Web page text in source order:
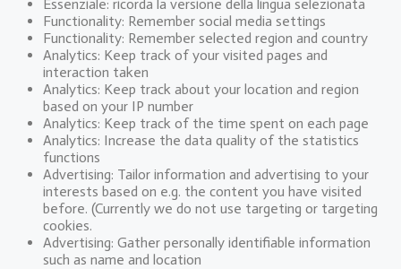
Essenziale: ricorda la versione della lingua selezionata
Functionality: Remember social media settings
Functionality: Remember selected region and country
Analytics: Keep track of your visited pages and
interaction taken
Analytics: Keep track about your location and region
based on your IP number
Analytics: Keep track of the time spent on each page
Analytics: Increase the data quality of the statistics
functions
Advertising: Tailor information and advertising to your
interests based on e.g. the content you have visited
before. (Currently we do not use targeting or targeting
cookies.
Advertising: Gather personally identifiable information
such as name and location